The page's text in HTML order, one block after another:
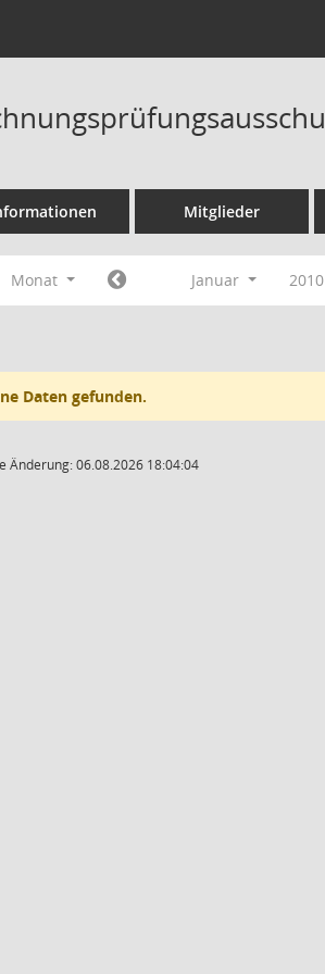
Mitglieder
Monat Januar 2010
Daten gefunden.
Änderung: 06.08.2026 18:04:04